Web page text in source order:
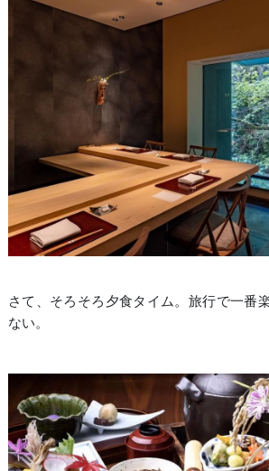
さて、そろそろ夕食タイム。旅行で一番
ない。